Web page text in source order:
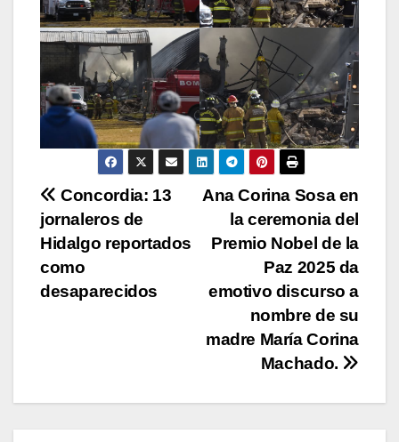
N
a
v
Ana Corina Sosa en
la ceremonia del
Premio Nobel de la
Paz 2025 da
emotivo discurso a
nombre de su
madre María Corina
Machado.
Concordia: 13
jornaleros de
Hidalgo reportados
como
desaparecidos